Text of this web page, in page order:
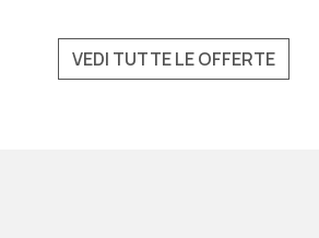
VEDI TUTTE LE OFFERTE